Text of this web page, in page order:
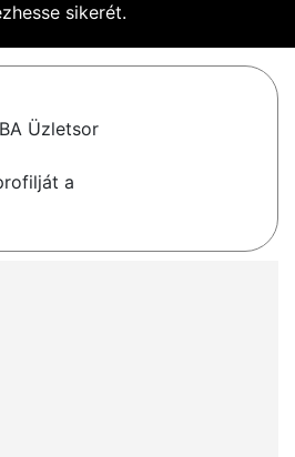
sikerét.
Üzletsor
a